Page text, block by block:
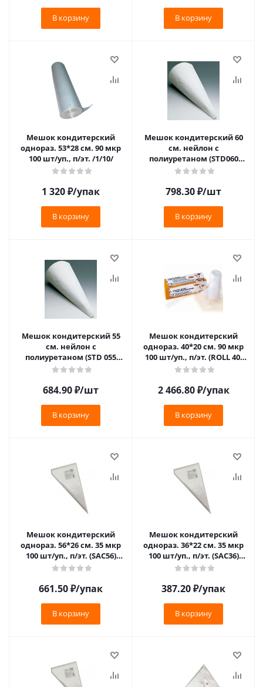
В корзину В корзину
Мешок кондитерский
однораз. 53*28 см. 90 мкр
100 шт/уп., п/эт. /1/10/
1 320₽/упак
В корзину
Мешок кондитерский 60
см. нейлон с
полиуретаном (STD060
STANDART SM) /1/
798.30₽/шт
В корзину
Мешок кондитерский 55
см. нейлон с
полиуретаном (STD 055
STANDART SM) /1/
684.90₽/шт
В корзину
Мешок кондитерский
однораз. 40*20 см. 90 мкр
100 шт/уп., п/эт. (ROLL 40)
/1/6/
2 466.80₽/упак
В корзину
Мешок кондитерский
однораз. 56*26 см. 35 мкр
100 шт/уп., п/эт. (SAC56)
/1/6/
661.50₽/упак
В корзину
Мешок кондитерский
однораз. 36*22 см. 35 мкр
100 шт/уп., п/эт. (SAC36)
/1/6/
387.20₽/упак
В корзину